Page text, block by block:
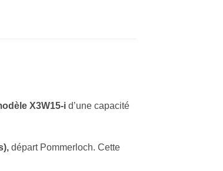
X3W15-i d’une capacité
départ Pommerloch. Cette